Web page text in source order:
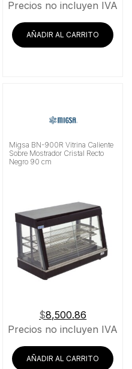
Precios no incluyen IVA
AÑADIR AL CARRITO
Migsa BN-900R Vitrina Caliente
Sobre Mostrador Cristal Recto
Negro 90 cm
$8,500.86
Precios no incluyen IVA
AÑADIR AL CARRITO